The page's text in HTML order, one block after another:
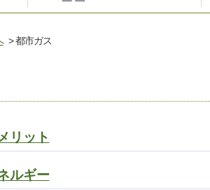
> 都市ガス
リット
ルギー